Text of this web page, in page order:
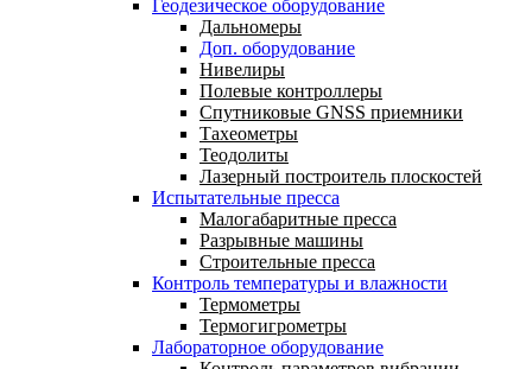
Геодезическое оборудование
Дальномеры
Доп. оборудование
Нивелиры
Полевые контроллеры
Спутниковые GNSS приемники
Тахеометры
Теодолиты
Лазерный построитель плоскостей
Испытательные пресса
Малогабаритные пресса
Разрывные машины
Строительные пресса
Контроль температуры и влажности
Термометры
Термогигрометры
Лабораторное оборудование